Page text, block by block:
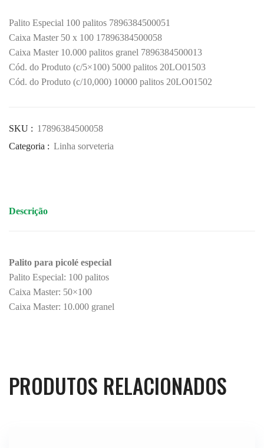
Palito Especial 100 palitos 7896384500051
Caixa Master 50 x 100 17896384500058
Caixa Master 10.000 palitos granel 7896384500013
Cód. do Produto (c/5×100) 5000 palitos 20LO01503
Cód. do Produto (c/10,000) 10000 palitos 20LO01502
SKU : 17896384500058
Categoria : Linha sorveteria
Descrição
Palito para picolé especial
Palito Especial: 100 palitos
Caixa Master: 50×100
Caixa Master: 10.000 granel
PRODUTOS RELACIONADOS